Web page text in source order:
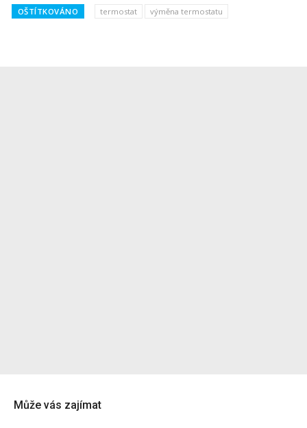
OŠTÍTKOVÁNO termostat výměna termostatu
Může vás zajímat